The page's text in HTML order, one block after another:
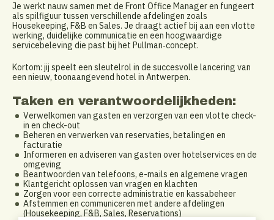
Je werkt nauw samen met de Front Office Manager en fungeert
als spilfiguur tussen verschillende afdelingen zoals
Housekeeping, F&B en Sales. Je draagt actief bij aan een vlotte
werking, duidelijke communicatie en een hoogwaardige
servicebeleving die past bij het Pullman‑concept.
Kortom: jij speelt een sleutelrol in de succesvolle lancering van
een nieuw, toonaangevend hotel in Antwerpen.
Taken en verantwoordelijkheden:
Verwelkomen van gasten en verzorgen van een vlotte check-
in en check-out
Beheren en verwerken van reservaties, betalingen en
facturatie
Informeren en adviseren van gasten over hotelservices en de
omgeving
Beantwoorden van telefoons, e-mails en algemene vragen
Klantgericht oplossen van vragen en klachten
Zorgen voor een correcte administratie en kassabeheer
Afstemmen en communiceren met andere afdelingen
(Housekeeping, F&B, Sales, Reservations)